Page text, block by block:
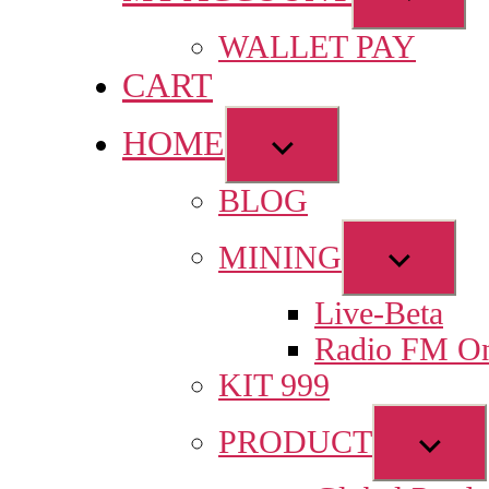
sub
menu
WALLET PAY
CART
HOME
Show
sub
menu
BLOG
MINING
Show
sub
menu
Live-Beta
Radio FM
KIT 999
PRODUCT
Show
sub